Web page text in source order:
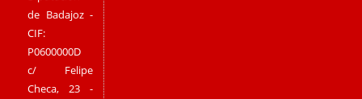
de Badajoz -
CIF:
P0600000D
c/ Felipe
Checa, 23 -